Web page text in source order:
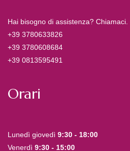
Hai bisogno di assistenza? Chiamaci.
+39 3780633826
+39 3780608684
+39 0813595491
Orari
Lunedì giovedì 9:30 - 18:00
Venerdì 9:30 - 15:00